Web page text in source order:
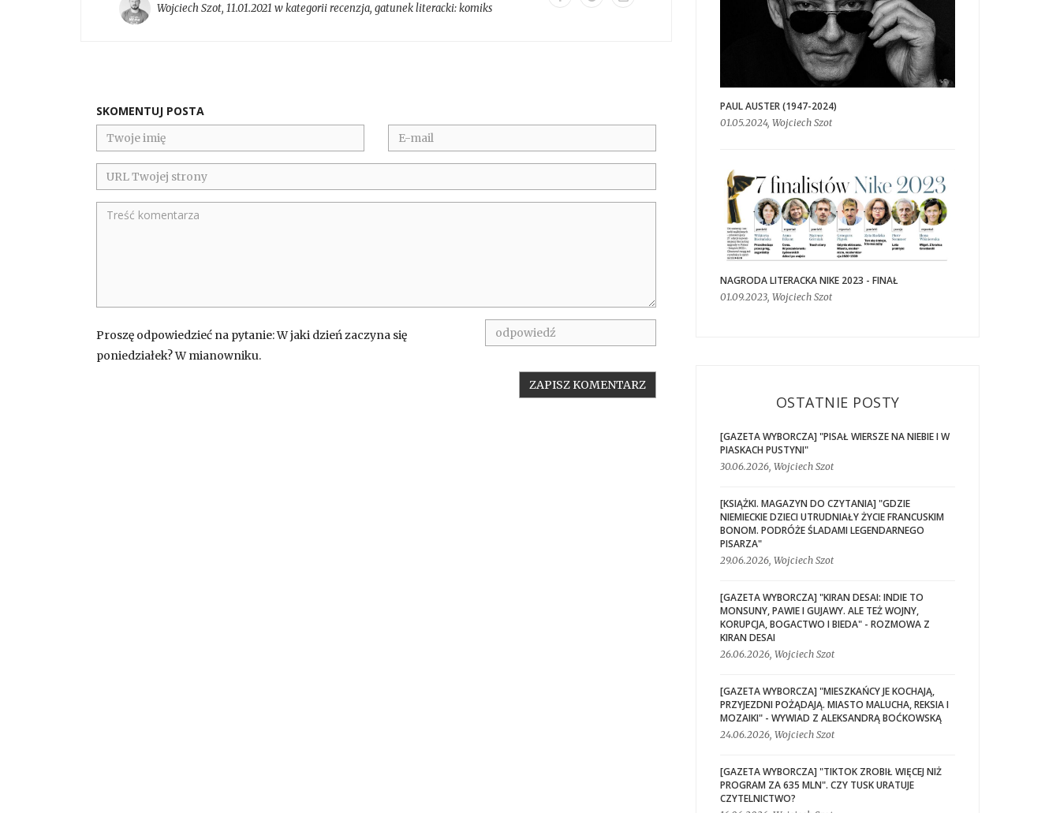
Wojciech Szot, 11.01.2021 w kategoriirecenzja, gatunek literacki:komiks
SKOMENTUJ POSTA
Proszę odpowiedzieć na pytanie: W jaki dzień zaczyna się
poniedziałek? W mianowniku.
PAUL AUSTER (1947-2024)
01.05.2024, Wojciech Szot
NAGRODA LITERACKA NIKE 2023 - FINAŁ
01.09.2023, Wojciech Szot
OSTATNIE POSTY
[GAZETA WYBORCZA] "PISAŁ WIERSZE NA NIEBIE I W
PIASKACH PUSTYNI"
30.06.2026, Wojciech Szot
[KSIĄŻKI. MAGAZYN DO CZYTANIA] "GDZIE
NIEMIECKIE DZIECI UTRUDNIAŁY ŻYCIE FRANCUSKIM
BONOM. PODRÓŻE ŚLADAMI LEGENDARNEGO
PISARZA"
29.06.2026, Wojciech Szot
[GAZETA WYBORCZA] "KIRAN DESAI: INDIE TO
MONSUNY, PAWIE I GUJAWY. ALE TEŻ WOJNY,
KORUPCJA, BOGACTWO I BIEDA" - ROZMOWA Z
KIRAN DESAI
26.06.2026, Wojciech Szot
[GAZETA WYBORCZA] "MIESZKAŃCY JE KOCHAJĄ,
PRZYJEZDNI POŻĄDAJĄ. MIASTO MALUCHA, REKSIA I
MOZAIKI" - WYWIAD Z ALEKSANDRĄ BOĆKOWSKĄ
24.06.2026, Wojciech Szot
[GAZETA WYBORCZA] "TIKTOK ZROBIŁ WIĘCEJ NIŻ
PROGRAM ZA 635 MLN". CZY TUSK URATUJE
CZYTELNICTWO?